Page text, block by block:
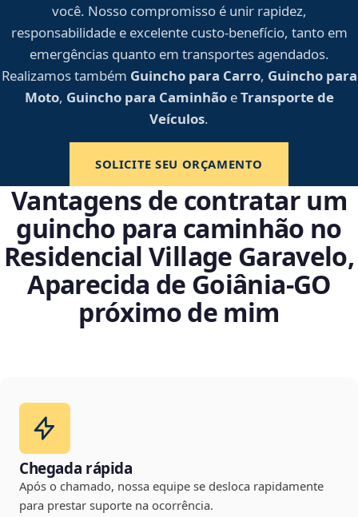
você. Nosso compromisso é unir rapidez,
responsabilidade e excelente custo-benefício, tanto em
emergências quanto em transportes agendados.
Realizamos também Guincho para Carro, Guincho para
Moto, Guincho para CaminhãoeTransporte de
Veículos.
SOLICITE SEU ORÇAMENTO
Vantagens de contratar um
guincho para caminhão no
Residencial Village Garavelo,
Aparecida de Goiânia‑GO
próximo de mim
Chegada rápida
Após o chamado, nossa equipe se desloca rapidamente
para prestar suporte na ocorrência.